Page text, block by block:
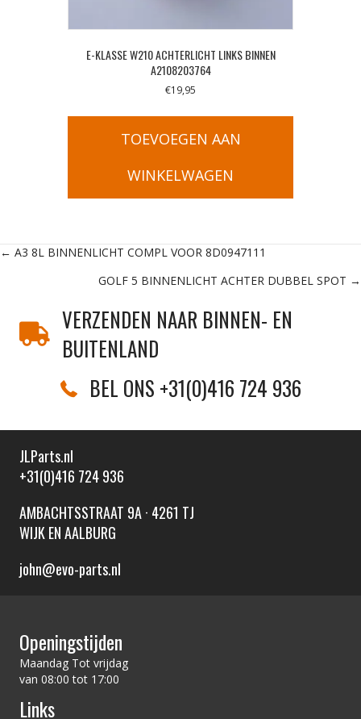
E-KLASSE W210 ACHTERLICHT LINKS BINNEN
A2108203764
€19,95
TOEVOEGEN AAN
WINKELWAGEN
Posts
← A3 8L BINNENLICHT COMPL VOOR 8D0947111
GOLF 5 BINNENLICHT ACHTER DUBBEL SPOT →
VERZENDEN NAAR BINNEN- EN
BUITENLAND
BEL ONS +31(0)416 724 936
JLParts.nl
+31(0)416 724 936
AMBACHTSSTRAAT 9A · 4261 TJ
WIJK EN AALBURG
john@evo-parts.nl
Openingstijden
Maandag Tot vrijdag
van 08:00 tot 17:00
Links